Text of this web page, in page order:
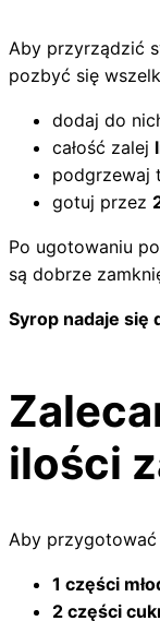
Aby przyrządzić
pozbyć się
dodaj do
całość zalej
podgrzewaj
gotuj przez
Po ugotowaniu
są dobrze
Syrop nadaje się
ilości
Aby
1 części
2 części